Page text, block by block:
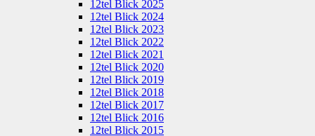
12tel Blick 2025
12tel Blick 2024
12tel Blick 2023
12tel Blick 2022
12tel Blick 2021
12tel Blick 2020
12tel Blick 2019
12tel Blick 2018
12tel Blick 2017
12tel Blick 2016
12tel Blick 2015